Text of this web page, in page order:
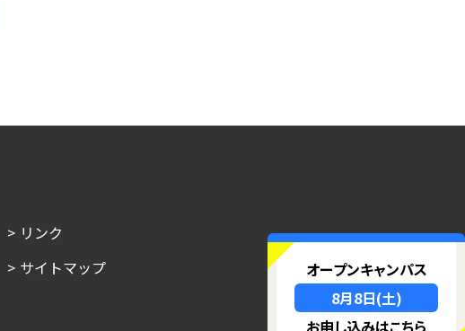
リンク
サイトマップ
オープンキャンパス
8月8日(土)
お申し込みはこちら